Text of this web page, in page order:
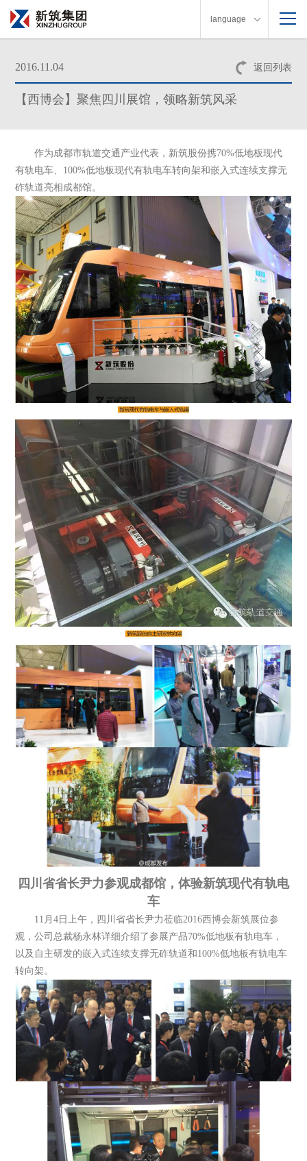
language
返回列表
2016.11.04
【西博会】聚焦四川展馆，领略新筑风采
作为成都市轨道交通产业代表，新筑股份携70%低地板现代
有轨电车、100%低地板现代有轨电车转向架和嵌入式连续支撑无
砟轨道亮相成都馆。
四川省省长尹力参观成都馆，体验新筑现代有轨电
车
11月4日上午，四川省省长尹力莅临2016西博会新筑展位参
观，公司总裁杨永林详细介绍了参展产品70%低地板有轨电车，
以及自主研发的嵌入式连续支撑无砟轨道和100%低地板有轨电车
转向架。